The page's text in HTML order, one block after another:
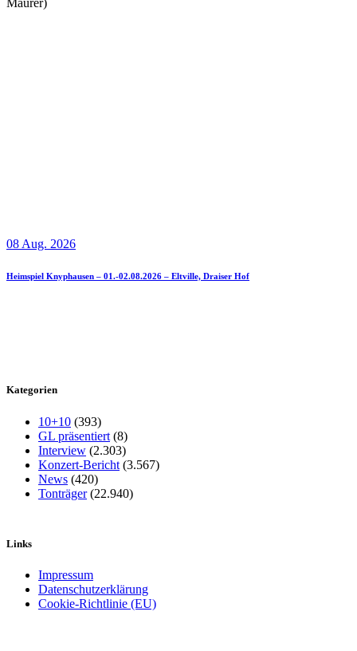
08 Aug. 2026
Heimspiel Knyphausen – 01.-02.08.2026 – Eltville, Draiser Hof
Kategorien
10+10 (393)
GL präsentiert (8)
Interview (2.303)
Konzert-Bericht (3.567)
News (420)
Tonträger(22.940)
Links
Impressum
Datenschutzerklärung
Cookie-Richtlinie (EU)